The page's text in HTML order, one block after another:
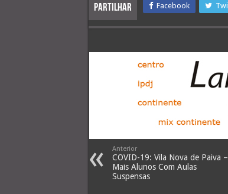
Partilhar Facebook
Anterior
COVID-19: Vila Nova de Paiva –
Mais Alunos Com Aulas
Suspensas